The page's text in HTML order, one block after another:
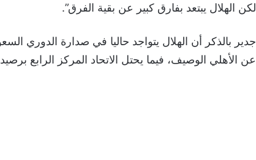
لكن الهلال يبتعد بفارق كبير عن بقية الفرق”.
عن الأهلي الوصيف، فيما يحتل الاتحاد المركز الرابع برصيد 18 نقطة.